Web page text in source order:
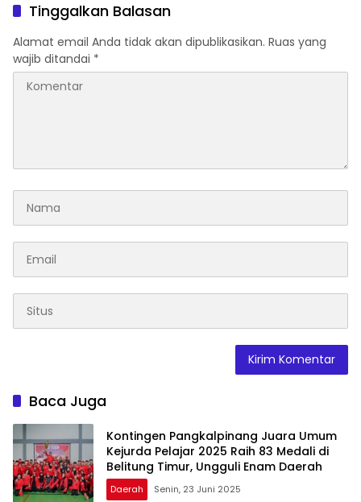
Tinggalkan Balasan
Alamat email Anda tidak akan dipublikasikan. Ruas yang
wajib ditandai *
Baca Juga
Kontingen Pangkalpinang Juara Umum
Kejurda Pelajar 2025 Raih 83 Medali di
Belitung Timur, Ungguli Enam Daerah
Daerah Senin, 23 Juni 2025